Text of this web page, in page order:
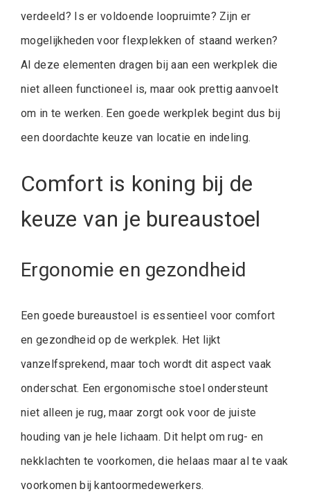
verdeeld? Is er voldoende loopruimte? Zijn er
mogelijkheden voor flexplekken of staand werken?
Al deze elementen dragen bij aan een werkplek die
niet alleen functioneel is, maar ook prettig aanvoelt
om in te werken. Een goede werkplek begint dus bij
een doordachte keuze van locatie en indeling.
Comfort is koning bij de
keuze van je bureaustoel
Ergonomie en gezondheid
Een goede bureaustoel is essentieel voor comfort
en gezondheid op de werkplek. Het lijkt
vanzelfsprekend, maar toch wordt dit aspect vaak
onderschat. Een ergonomische stoel ondersteunt
niet alleen je rug, maar zorgt ook voor de juiste
houding van je hele lichaam. Dit helpt om rug- en
nekklachten te voorkomen, die helaas maar al te vaak
voorkomen bij kantoormedewerkers.